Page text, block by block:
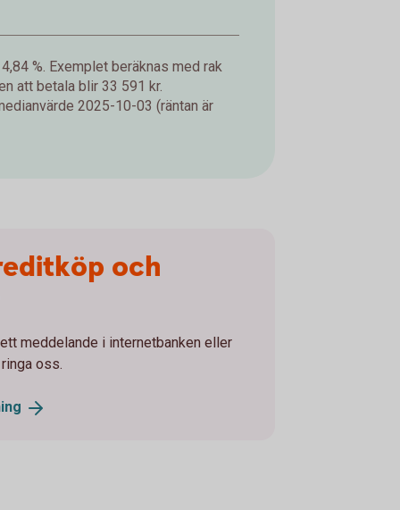
%. Exemplet beräknas med rak
att betala blir 33 591 kr.
2025-10-03 (räntan är
och
meddelande i internetbanken eller
oss.